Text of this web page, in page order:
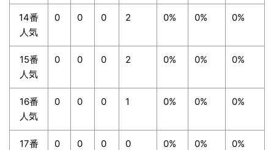
14番
人気
0 0 0 2 0% 0% 0%
15番
人気
0 0 0 2 0% 0% 0%
16番
人気
0 0 0 1 0% 0% 0%
17番
0 0 0 0 0% 0% 0%